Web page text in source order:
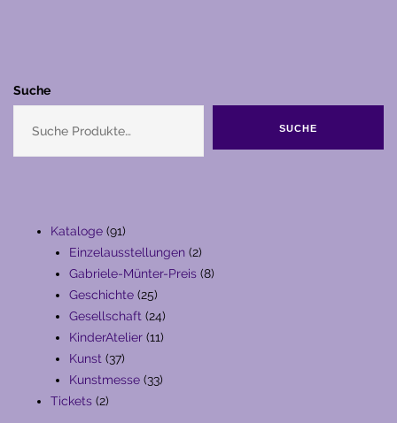
Suche
SUCHE
Kataloge 9191
Produkte
Einzelausstellungen 22
Produkte
Gabriele-Münter-Preis 88
Geschichte 2525
Produkte
Gesellschaft 2424
Produkte
KinderAtelier 1111
Kunst 3737
Produkte
Kunstmesse 3333
Tickets 22